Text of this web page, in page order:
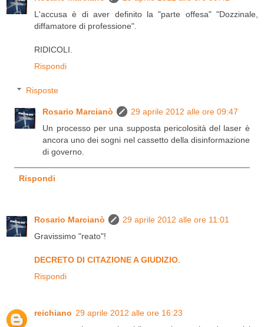
L'accusa è di aver definito la "parte offesa" "Dozzinale,
diffamatore di professione".
RIDICOLI.
Rispondi
Risposte
Rosario Marcianò
29 aprile 2012 alle ore 09:47
Un processo per una supposta pericolosità del laser è
ancora uno dei sogni nel cassetto della disinformazione
di governo.
Rispondi
Rosario Marcianò
29 aprile 2012 alle ore 11:01
Gravissimo "reato"!
DECRETO DI CITAZIONE A GIUDIZIO.
Rispondi
reichiano 29 aprile 2012 alle ore 16:23